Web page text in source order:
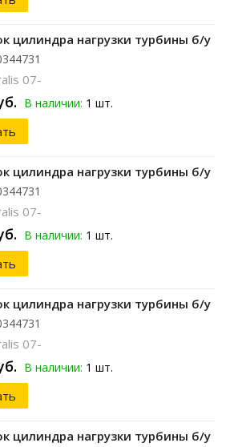
цилиндра нагрузки турбины б/у
07-
В наличии: 1 шт.
цилиндра нагрузки турбины б/у
07-
В наличии: 1 шт.
цилиндра нагрузки турбины б/у
07-
В наличии: 1 шт.
цилиндра нагрузки турбины б/у